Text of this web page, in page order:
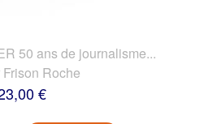
50 ans de journalisme...
Roche
€